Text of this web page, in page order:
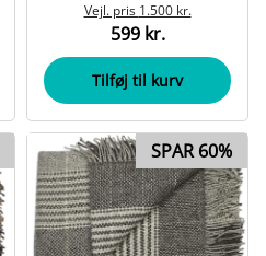
Vejl. pris 1.500 kr.
599 kr.
Tilføj til kurv
SPAR 60%